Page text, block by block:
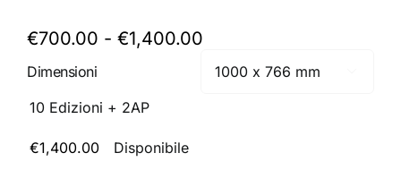
€700.00 - €1,400.00Fascia
prezzo:
Dimensioni
10 Edizioni + 2AP
€1,400.00 Disponibile